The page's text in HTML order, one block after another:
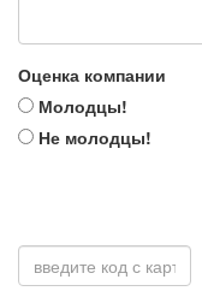
Оценка компании
Молодцы!
Не молодцы!